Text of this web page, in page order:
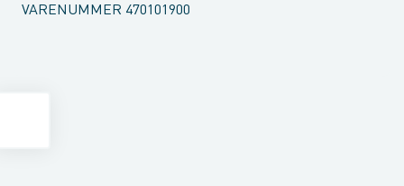
VARENUMMER 470101900